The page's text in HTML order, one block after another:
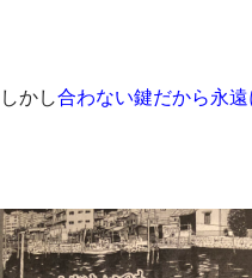
しかし合わない鍵だから永遠